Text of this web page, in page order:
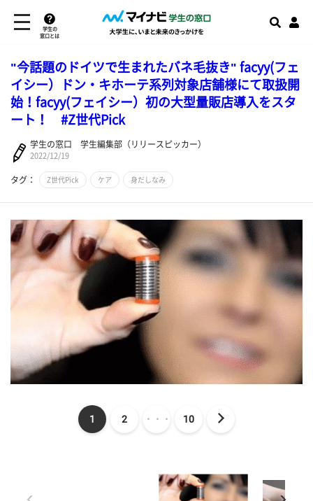
学生の
窓口とは
"今話題のドイツで生まれたバネ毛抜き" facyy(フェ
イシー）ドン・キホーテ系列対象店舗様にて取扱開
始！facyy(フェイシー）初の大型量販店導入をスタ
ート！ #Z世代Pick
学生の窓口 学生編集部（リリースピッカー）
2022/12/19
タグ： Z世代Pick ケア 身だしなみ
1 2 ・・・ 10